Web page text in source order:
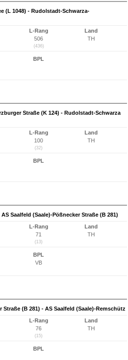
(L 1048) - Rudolstadt-Schwarza-
L-Rang
506
(436)
Land
TH
BPL
Straße (K 124) - Rudolstadt-Schwarza
L-Rang
100
(32)
Land
TH
BPL
Saalfeld (Saale)-Pößnecker Straße (B 281)
L-Rang
71
(13)
Land
TH
BPL
VB
Straße (B 281) - AS Saalfeld (Saale)-Remschütz
L-Rang
76
(15)
Land
TH
BPL